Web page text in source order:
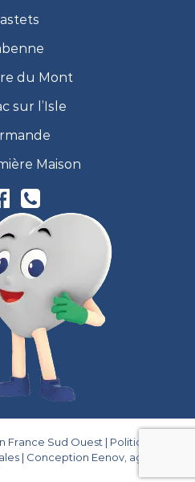
du Mont
sur l’Isle
Maison
France Sud Ouest | Politique de
| Conception Eenov, agence